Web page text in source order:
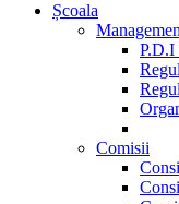
Școala
P.D.I
Comisii